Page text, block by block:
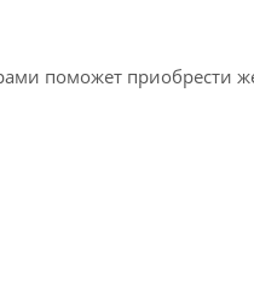
поможет приобрести